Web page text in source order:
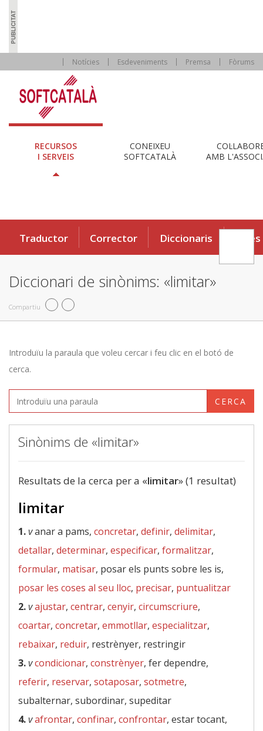
Notícies Esdeveniments Premsa Fòrums
RECURSOS
I SERVEIS
CONEIXEU
SOFTCATALÀ
AMB
Traductor Corrector Diccionaris Eines
Diccionari de sinònims: «limitar»
Compartiu
Introduïu la paraula que voleu cercar i feu clic en el botó de
cerca.
CERCA
Sinònims de «limitar»
Resultats de la cerca per a «limitar» (1 resultat)
limitar
1.vanar a pams, concretar, definir, delimitar,
detallar, determinar, especificar, formalitzar,
formular, matisar, posar els punts sobre les is,
posar les coses al seu lloc, precisar, puntualitzar
2.vajustar, centrar, cenyir, circumscriure,
coartar, concretar, emmotllar, especialitzar,
rebaixar, reduir, restrènyer, restringir
3.vcondicionar, constrènyer, fer dependre,
referir, reservar, sotaposar, sotmetre,
subalternar, subordinar, supeditar
4.vafrontar, confinar, confrontar, estar tocant,